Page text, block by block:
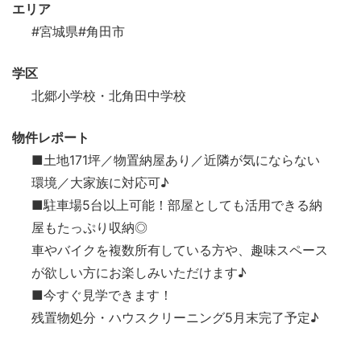
エリア
#宮城県#角田市
学区
北郷小学校・北角田中学校
物件レポート
■土地171坪／物置納屋あり／近隣が気にならない
環境／大家族に対応可♪
■駐車場5台以上可能！部屋としても活用できる納
屋もたっぷり収納◎
車やバイクを複数所有している方や、趣味スペース
が欲しい方にお楽しみいただけます♪
■今すぐ見学できます！
残置物処分・ハウスクリーニング5月末完了予定♪